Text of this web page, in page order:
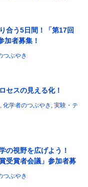
合う5日間！「第17回
加者募集！
つぶやき
セスの見える化！
, 化学者のつぶやき , 実験・テ
の視野を広げよう！
受賞者会議」参加者募
つぶやき